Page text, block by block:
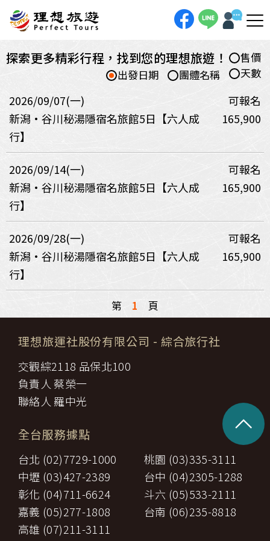
探索更多精彩行程，找到您的理想旅遊！
售價
天數
團體名稱
出發日期
2026/09/07(一)
可報名
新潟•谷川秘湯隱宿名旅館5日【六人成
行】
165,900
2026/09/14(一)
可報名
新潟•谷川秘湯隱宿名旅館5日【六人成
行】
165,900
2026/09/28(一)
可報名
新潟•谷川秘湯隱宿名旅館5日【六人成
行】
165,900
第 1 頁
理想旅運社股份有限公司 - 綜合旅行社
交觀綜2118 品保北100
負責人 蔡榮一
聯絡人 羅中光
全台服務據點
台北 (02)7729-1000
桃園 (03)335-3111
中壢 (03)427-2389
台中 (04)2305-1288
彰化 (04)711-6624
斗六 (05)533-2111
嘉義 (05)277-1808
台南 (06)235-8818
高雄 (07)211-3111
^